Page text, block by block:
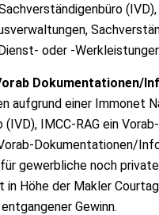
oder -
Dokumentationen/
aufgrund einer Immonet
(IVD), IMCC-RAG ein
Dokumentationen/
gewerbliche noch
Höhe der Makler
Gewinn.